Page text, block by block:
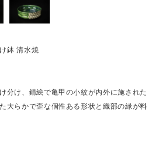
鉢 清水焼
分け、錆絵で亀甲の小紋が内外に施された
大らかで歪な個性ある形状と織部の緑が料